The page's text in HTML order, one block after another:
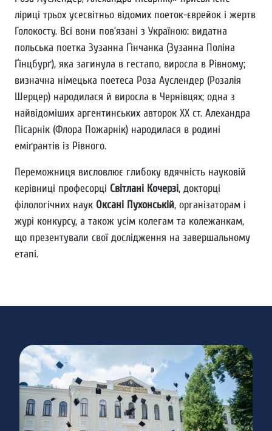
ліриці трьох усесвітньо відомих поеток-єврейок і жертв
Голокосту. Всі вони пов’язані з Україною: видатна
польська поетка Зузанна Ґінчанка (Зузанна Поліна
Ґінцбурґ), яка загинула в гестапо, виросла в Рівному;
визначна німецька поетеса Роза Ауслендер (Розалія
Шерцер) народилася й виросла в Чернівцях; одна з
найвідоміших аргентинських авторок ХХ ст. Алехандра
Пісарнік (Флора Пожарнік) народилася в родині
еміґрантів із Рівного.
Переможниця висловлює глибоку вдячність науковій
керівниці професорці Світлані Кочерзі, докторці
філологічних наук Оксані Пухонській, організаторам і
журі конкурсу, а також усім колегам та колежанкам,
що презентували свої дослідження на завершальному
етапі.